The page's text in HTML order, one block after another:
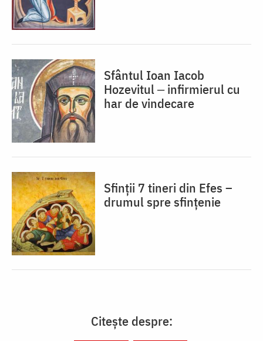
Sfântul Ioan Iacob
Hozevitul ‒ infirmierul cu
har de vindecare
Sfinții 7 tineri din Efes –
drumul spre sfințenie
Citește despre: